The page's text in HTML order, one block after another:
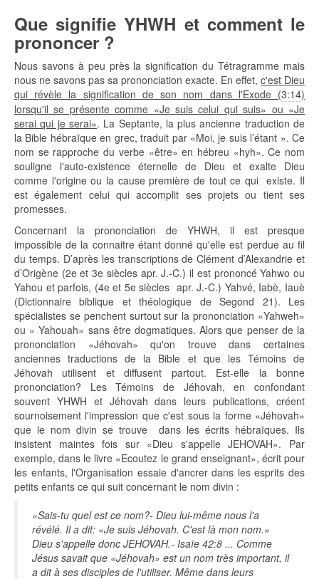
Que signifie YHWH et comment le
prononcer ?
Nous savons à peu près la signification du Tétragramme mais
nous ne savons pas sa prononciation exacte. En effet, c'est Dieu
qui révèle la signification de son nom dans l'Exode (3:14)
lorsqu'il se présente comme «Je suis celui qui suis» ou «Je
serai qui je serai». La Septante, la plus ancienne traduction de
la Bible hébraïque en grec, traduit par «Moi, je suis l’étant ». Ce
nom se rapproche du verbe «être» en hébreu «hyh». Ce nom
souligne l'auto-existence éternelle de Dieu et exalte Dieu
comme l'origine ou la cause première de tout ce qui existe. Il
est également celui qui accomplit ses projets ou tient ses
promesses.
Concernant la prononciation de YHWH, il est presque
impossible de la connaitre étant donné qu'elle est perdue au fil
du temps. D’après les transcriptions de Clément d’Alexandrie et
d’Origène (2e et 3e siècles apr. J.-C.) il est prononcé Yahwo ou
Yahou et parfois, (4e et 5e siècles apr. J.-C.) Yahvé, Iabè, Iauè
(Dictionnaire biblique et théologique de Segond 21). Les
spécialistes se penchent surtout sur la prononciation «Yahweh»
ou « Yahouah» sans être dogmatiques. Alors que penser de la
prononciation «Jéhovah» qu'on trouve dans certaines
anciennes traductions de la Bible et que les Témoins de
Jéhovah utilisent et diffusent partout. Est-elle la bonne
prononciation? Les Témoins de Jéhovah, en confondant
souvent YHWH et Jéhovah dans leurs publications, créent
sournoisement l'impression que c'est sous la forme «Jéhovah»
que le nom divin se trouve dans les écrits hébraïques. Ils
insistent maintes fois sur «Dieu s'appelle JEHOVAH». Par
exemple, dans le livre «Ecoutez le grand enseignant», écrit pour
les enfants, l'Organisation essaie d'ancrer dans les esprits des
petits enfants ce qui suit concernant le nom divin :
«Sais-tu quel est ce nom?- Dieu lui-même nous l'a
révélé. Il a dit: «Je suis Jéhovah. C'est là mon nom.»
Dieu s'appelle donc JEHOVAH.- Isaïe 42:8 ... Comme
Jésus savait que «Jéhovah» est un nom très important, il
a dit à ses disciples de l'utiliser. Même dans leurs